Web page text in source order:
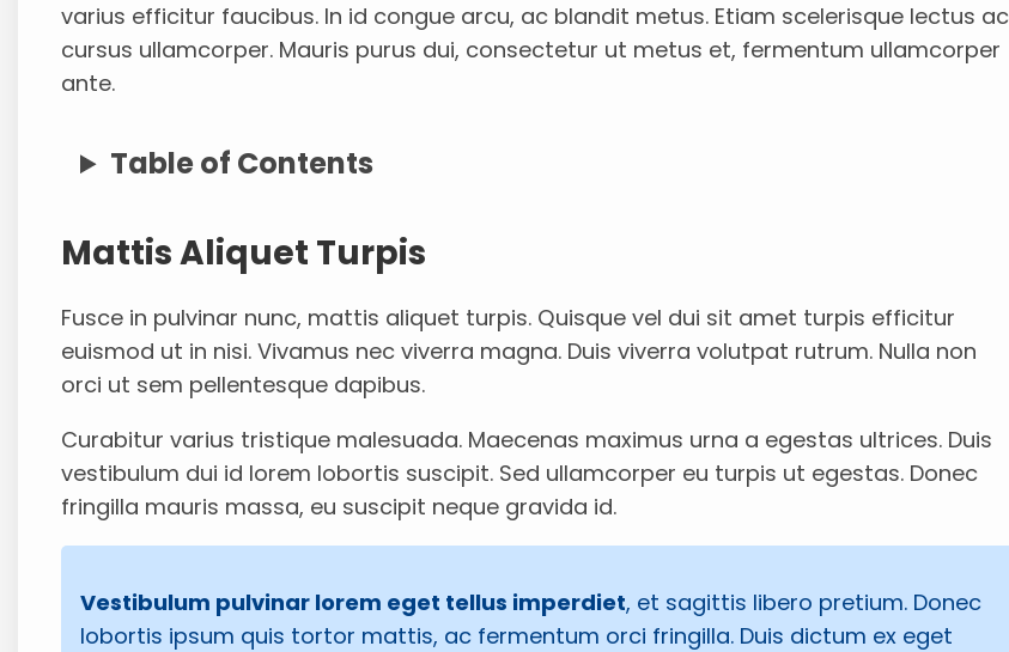
varius efficitur faucibus. In id congue arcu, ac blandit metus. Etiam scelerisque lectus ac
cursus ullamcorper. Mauris purus dui, consectetur ut metus et, fermentum ullamcorper
ante.
Table of Contents
Mattis Aliquet Turpis
Fusce in pulvinar nunc, mattis aliquet turpis. Quisque vel dui sit amet turpis efficitur
euismod ut in nisi. Vivamus nec viverra magna. Duis viverra volutpat rutrum. Nulla non
orci ut sem pellentesque dapibus.
Curabitur varius tristique malesuada. Maecenas maximus urna a egestas ultrices. Duis
vestibulum dui id lorem lobortis suscipit. Sed ullamcorper eu turpis ut egestas. Donec
fringilla mauris massa, eu suscipit neque gravida id.
Vestibulum pulvinar lorem eget tellus imperdiet, et sagittis libero pretium. Donec
lobortis ipsum quis tortor mattis, ac fermentum orci fringilla. Duis dictum ex eget